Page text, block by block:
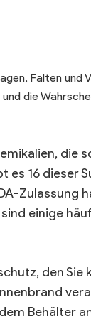
Falten und
die
die
16 dieser
Zulassung
einige
den Sie
Behälter